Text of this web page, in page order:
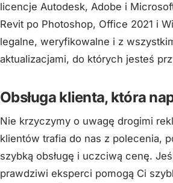
licencje Autodesk, Adobe i
Revit po Photoshop, Office 2021 i
legalne, weryfikowalne i z
aktualizacjami, do których jesteś
Obsługa klienta, która
Nie krzyczymy o uwagę drogimi
klientów trafia do nas z polecenia,
szybką obsługę i uczciwą cenę.
prawdziwi eksperci pomogą Ci